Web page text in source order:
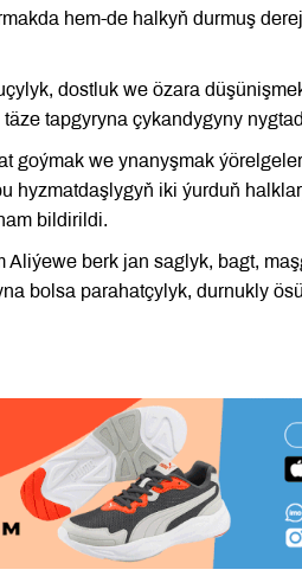
hem-de halkyň durmuş
dostluk we özara
tapgyryna çykandygyny
goýmak we ynanyşmak
hyzmatdaşlygyň iki ýurduň
bildirildi.
berk jan saglyk, bagt,
bolsa parahatçylyk, durnukly